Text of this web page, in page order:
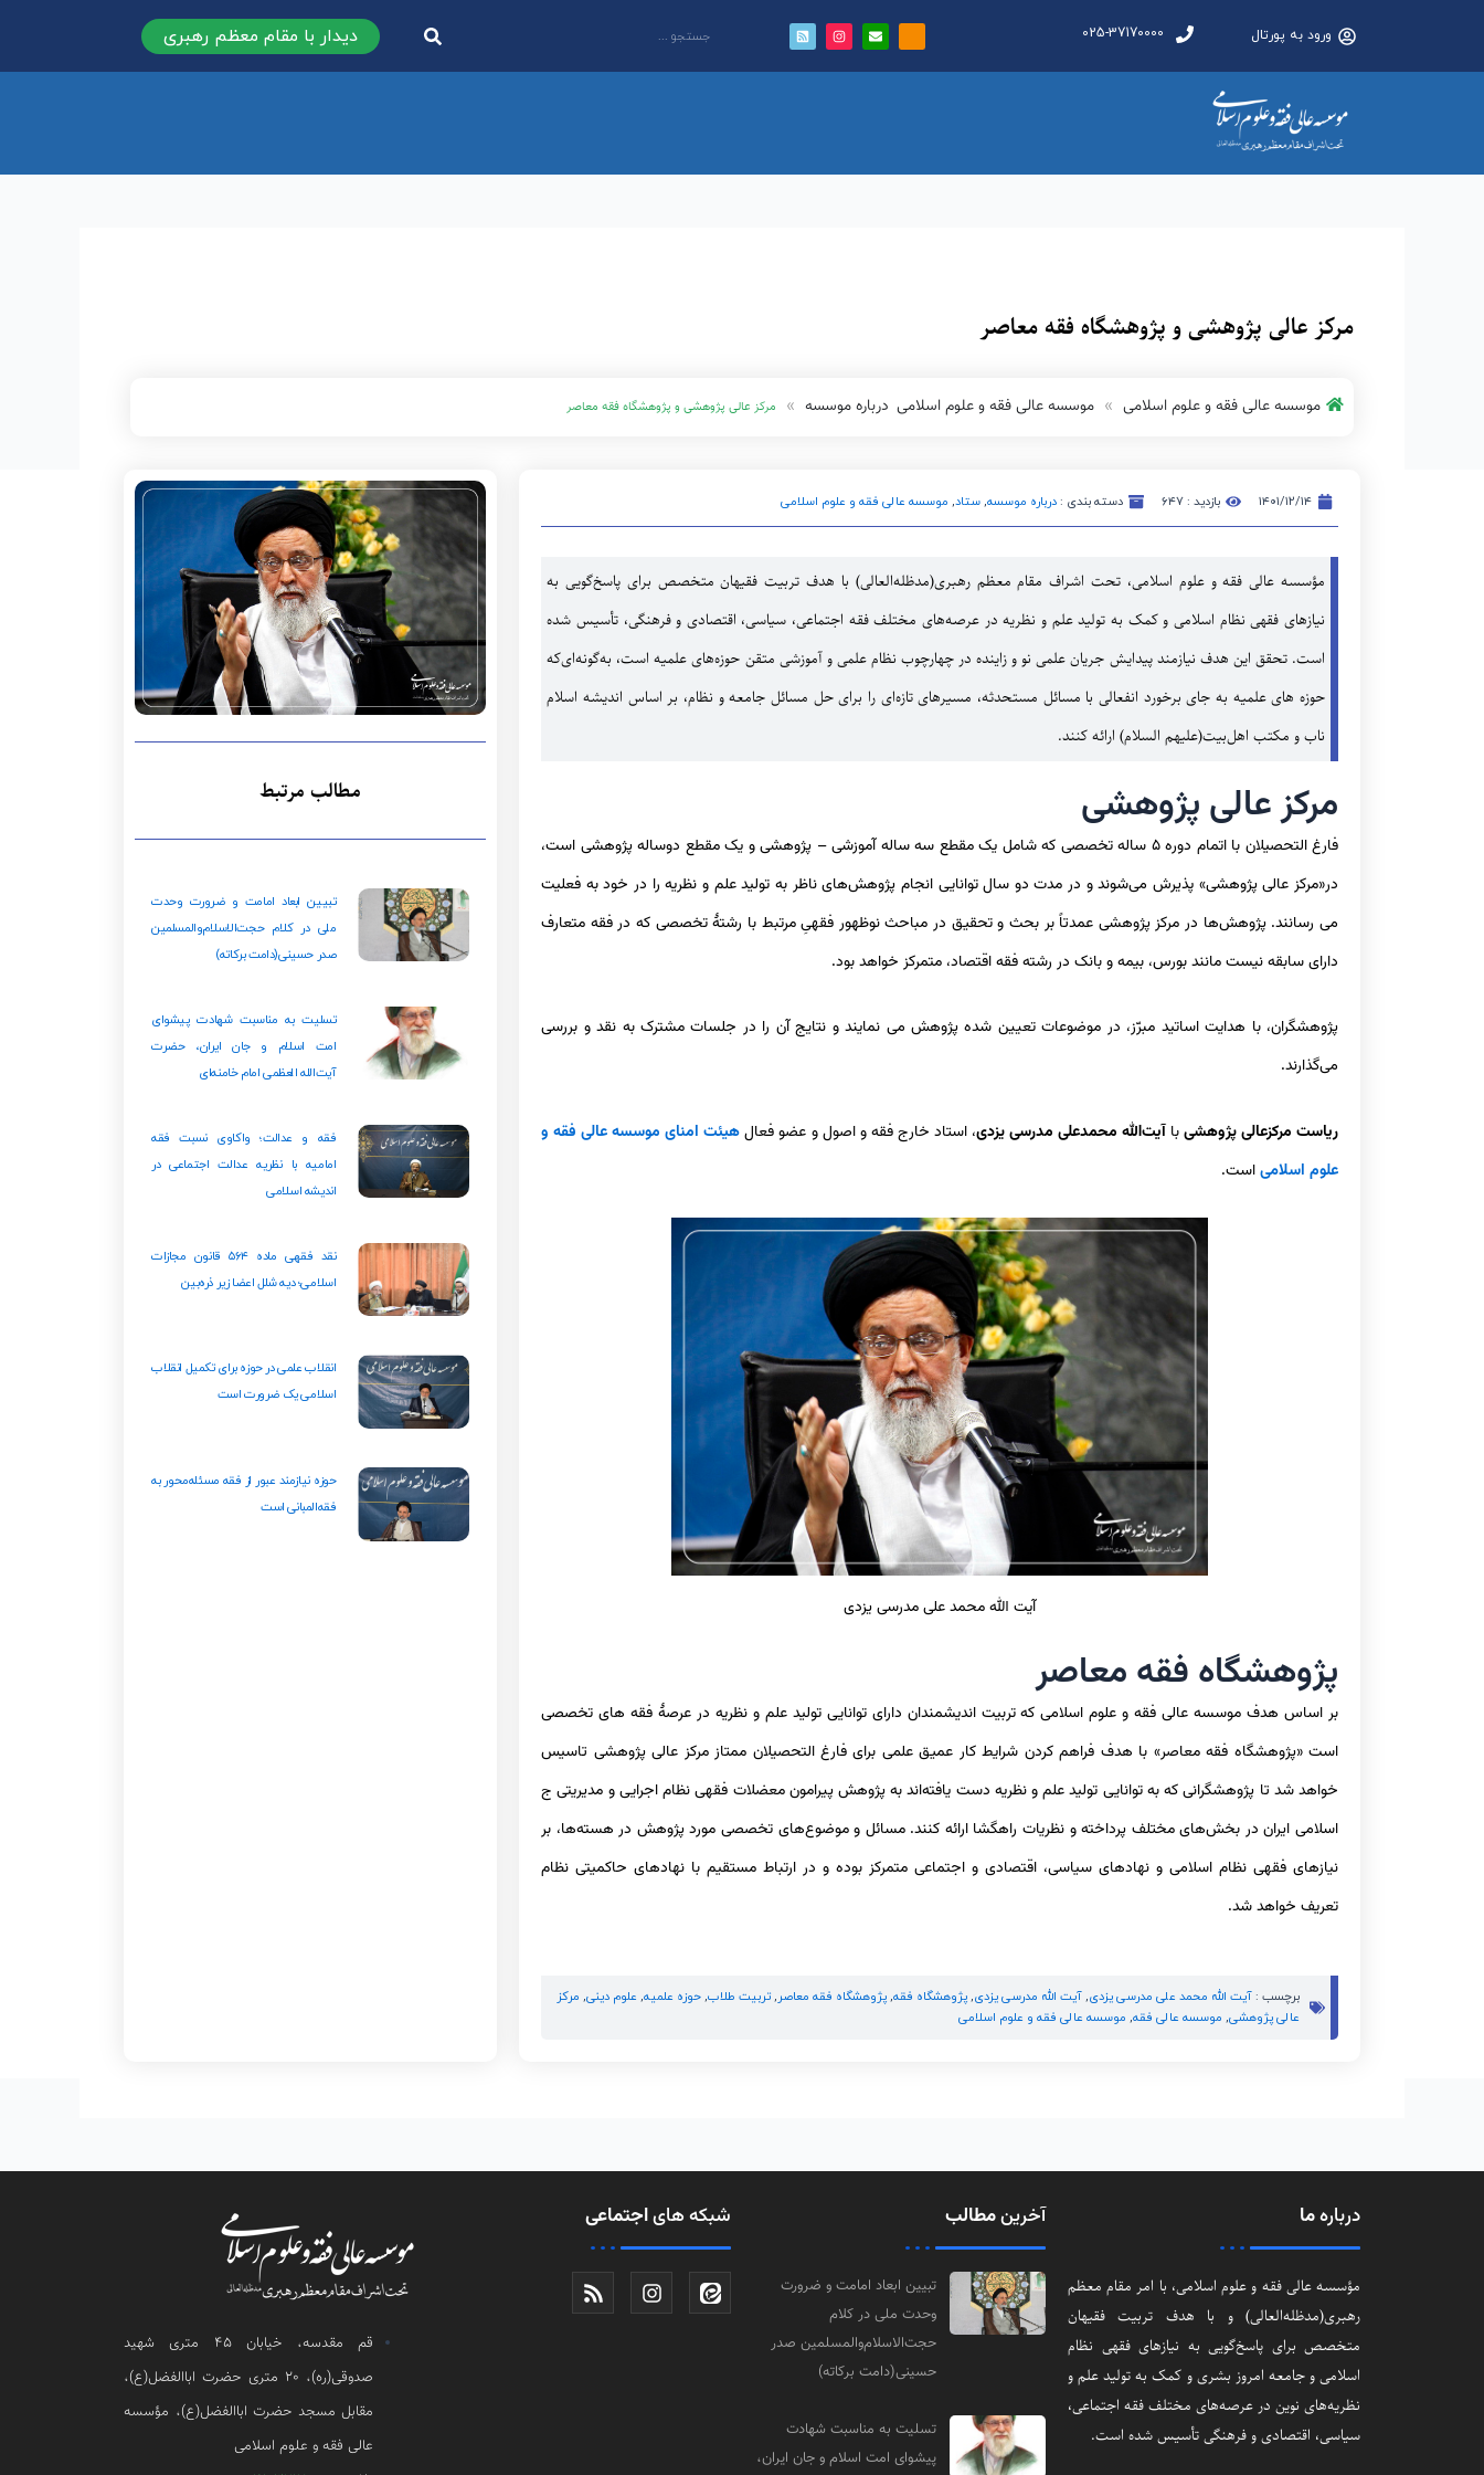
ورود به پورتال 025-37170000 دیدار با مقام معظم رهبری
مرکز عالی پژوهشی و پژوهشگاه فقه معاصر
موسسه عالی فقه و علوم اسلامی موسسه عالی فقه و علوم اسلامی درباره موسسه مرکز عالی پژوهشی و پژوهشگاه فقه معاصر
۱۴۰۱/۱۲/۱۴ بازدید : ۶۴۷ دسته بندی :درباره موسسه,ستاد, موسسه عالی فقه و علوم اسلامی
مؤسسه عالی فقه و علوم اسلامی، تحت اشراف مقام معظم رهبری(مد‌ظله‌العالی) با هدف تربیت فقیهان متخصص برای پاسخ‌گویی به
نیازهای فقهی نظام اسلامی و کمک به تولید علم و نظریه‌ در عرصه‌های مختلف فقه اجتماعی‌، سیاسی‌، اقتصادی و فرهنگی، تأسیس شده
است. تحقق این هدف نیازمند پیدایش جریان علمی نو و زاینده در چهارچوب نظام علمی و آموزشی متقن حوزه‌های علمیه است، به‌گونه‌ای‌که
حوزه های علمیه به جای برخورد انفعالی با مسائل مستحدثه، مسیرهای تازه‌ای را برای حل مسائل جامعه و نظام، بر اساس اندیشه اسلام
ناب و مکتب اهل‌بیت(علیهم السلام) ارائه کنند.
مرکز عالی پژوهشی
فارغ التحصیلان با اتمام دوره ۵ ساله تخصصی که شامل یک مقطع سه ساله آموزشی – پژوهشی و یک مقطع دوساله پژوهشی است،
در«مرکز عالی پژوهشی» پذیرش می‌شوند و در مدت دو سال توانایی انجام پژوهش‌های ناظر به تولید علم و نظریه را در خود به فعلیت
می رسانند. پژوهش‌ها در مرکز پژوهشی عمدتاً بر بحث و تحقیق در مباحث نوظهور فقهیِ مرتبط با رشتۀ تخصصی که در فقه متعارف
دارای سابقه نیست مانند بورس، بیمه و بانک در رشته فقه اقتصاد، متمرکز خواهد بود.
پژوهشگران، با هدایت اساتید مبرّز، در موضوعات تعیین شده پژوهش می نمایند و نتایج آن را در جلسات مشترک به نقد و بررسی
می‌گذارند.
ریاست مرکزعالی پژوهشیباآیت‌الله محمدعلی مدرسی یزدی، استاد خارج فقه و اصول و عضو فعالهیئت امنای موسسه عالی فقه و
علوم اسلامیاست.
آیت الله محمد علی مدرسی یزدی
پژوهشگاه فقه معاصر
بر اساس هدف موسسه عالی فقه و علوم اسلامی که تربیت اندیشمندان دارای توانایی تولید علم و نظریه در عرصۀ فقه های تخصصی
است «پژوهشگاه فقه معاصر» با هدف فراهم کردن شرایط کار عمیق علمی برای فارغ التحصیلان ممتاز مرکز عالی پژوهشی تاسیس
خواهد شد تا پژوهشگرانی که به توانایی تولید علم و نظریه دست یافته‌اند به پژوهش پیرامون معضلات فقهی نظام اجرایی و مدیریتی ج
اسلامی ایران در بخش‌های مختلف پرداخته و نظریات راهگشا ارائه کنند. مسائل و موضوع‌های تخصصی مورد پژوهش در هسته‌ها، بر
نیازهای فقهی نظام اسلامی و نهادهای سیاسی، اقتصادی و اجتماعی متمرکز بوده و در ارتباط مستقیم با نهادهای حاکمیتی نظام
تعریف خواهد شد.
برچسب :آیت الله محمد علی مدرسی یزدی,آیت الله مدرسی یزدی,پژوهشگاه فقه,پژوهشگاه فقه معاصر ,تربیت طلاب,حوزه علمیه, علوم دینی, مرکز
عالی پژوهشی, موسسه عالی فقه, موسسه عالی فقه و علوم اسلامی
مطالب مرتبط
تبیین ابعاد امامت و ضرورت وحدت
ملی در کلام حجت‌الاسلام‌والمسلمین
صدر حسینی(دامت‌ برکاته)
تسلیت به مناسبت شهادت پیشوای
امت اسلام و جان ایران، حضرت
آیت‌الله العظمی امام خامنه‌ای
فقه و عدالت؛ واکاوی نسبت فقه
امامیه با نظریه عدالت اجتماعی در
اندیشه اسلامی
نقد فقهی ماده ۵۶۴ قانون مجازات
اسلامی؛ دیه شلل اعضا زیر ذره‌بین
انقلاب علمی در حوزه برای تکمیل انقلاب
اسلامی یک ضرورت است
حوزه نیازمند عبور از فقه مسئله‌محور به
فقه‌المبانی است
دربارهما
مؤسسه عالی فقه و علوم اسلامی، با امر مقام معظم
رهبری(مد‌ظله‌العالی) و با هدف تربیت فقیهان
متخصص برای پاسخ‌گویی به نیازهای فقهی نظام
اسلامی و جامعه امروز بشری و کمک به تولید علم و
نظریه‌های نوین در عرصه‌های مختلف فقه اجتماعی‌،
سیاسی‌، اقتصادی و فرهنگی تأسیس شده است.
آخرینمطالب
تبیین ابعاد امامت و ضرورت
وحدت ملی در کلام
حجت‌الاسلام‌والمسلمین صدر
حسینی(دامت‌ برکاته)
تسلیت به مناسبت شهادت
پیشوای امت اسلام و جان ایران،
شبکه هایاجتماعی
قم مقدسه، خیابان 45 متری شهید
صدوقی(ره)، 20 متری حضرت اباالفضل(ع)،
مقابل مسجد حضرت اباالفضل(ع)، مؤسسه
عالی فقه و علوم اسلامی